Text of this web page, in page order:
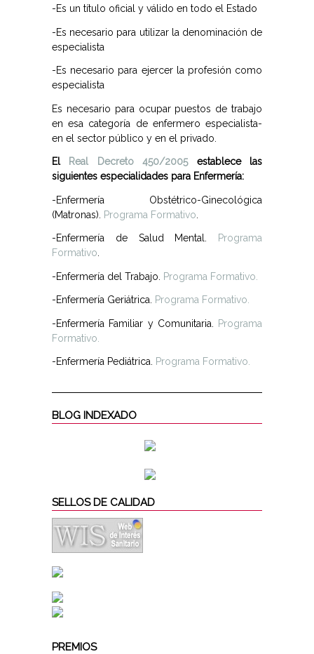
-Es un título oficial y válido en todo el Estado
-Es necesario para utilizar la denominación de
especialista
-Es necesario para ejercer la profesión como
especialista
Es necesario para ocupar puestos de trabajo
en esa categoría de enfermero especialista-
en el sector público y en el privado.
El Real Decreto 450/2005establece las
siguientes especialidades para Enfermería:
-Enfermería Obstétrico-Ginecológica
(Matronas). Programa Formativo
-Enfermería de Salud Mental.
Programa
Formativo
-Enfermería del Trabajo. Programa Formativo.
-Enfermería Geriátrica. Programa Formativo.
-Enfermería Familiar y Comunitaria. Programa
Formativo.
-Enfermería Pediátrica. Programa Formativo.
BLOG INDEXADO
SELLOS DE CALIDAD
PREMIOS